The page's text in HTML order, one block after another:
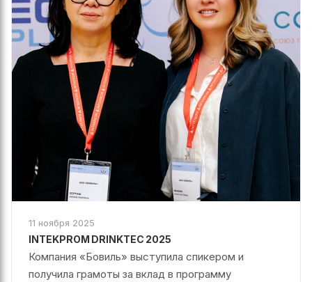
11 ноября 2025
INTEKPROM DRINKTEC 2025
Компания «Бовиль» выступила спикером и
получила грамоты за вклад в программу